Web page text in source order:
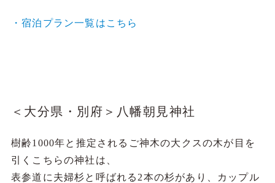
・宿泊プラン一覧はこちら
＜大分県・別府＞八幡朝見神社
樹齢1000年と推定されるご神木の大クスの木が目を
引くこちらの神社は、
表参道に夫婦杉と呼ばれる2本の杉があり、カップル